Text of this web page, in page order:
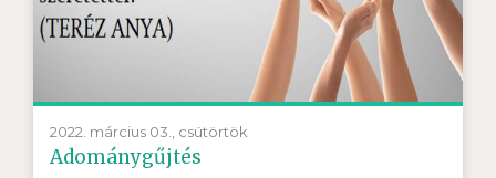
2022. március 03., csütörtök
Adománygűjtés